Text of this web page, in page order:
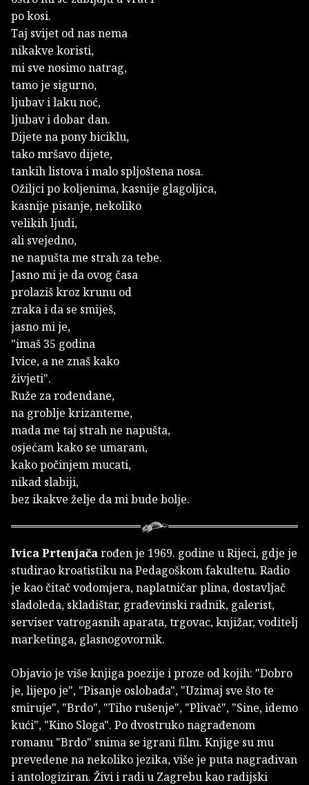
po kosi.
Taj svijet od nas nema
nikakve koristi,
mi sve nosimo natrag,
tamo je sigurno,
ljubav i laku noć,
ljubav i dobar dan.
Dijete na pony biciklu,
tako mršavo dijete,
tankih listova i malo spljoštena nosa.
Ožiljci po koljenima, kasnije glagoljica,
kasnije pisanje, nekoliko
velikih ljudi,
ali svejedno,
ne napušta me strah za tebe.
Jasno mi je da ovog časa
prolaziš kroz krunu od
zraka i da se smiješ,
jasno mi je,
"imaš 35 godina
Ivice, a ne znaš kako
živjeti".
Ruže za rođendane,
na groblje krizanteme,
mada me taj strah ne napušta,
osjećam kako se umaram,
kako počinjem mucati,
nikad slabiji,
bez ikakve želje da mi bude bolje.
Ivica Prtenjačarođen je 1969. godine u Rijeci, gdje je
studirao kroatistiku na Pedagoškom fakultetu. Radio
je kao čitač vodomjera, naplatničar plina, dostavljač
sladoleda, skladištar, građevinski radnik, galerist,
serviser vatrogasnih aparata, trgovac, knjižar, voditelj
marketinga, glasnogovornik.
Objavio je više knjiga poezije i proze od kojih: "Dobro
je, lijepo je", "Pisanje oslobađa", "Uzimaj sve što te
smiruje", "Brdo", "Tiho rušenje", "Plivač", "Sine, idemo
kući", "Kino Sloga". Po dvostruko nagrađenom
romanu "Brdo" snima se igrani film. Knjige su mu
prevedene na nekoliko jezika, više je puta nagrađivan
i antologiziran. Živi i radi u Zagrebu kao radijski